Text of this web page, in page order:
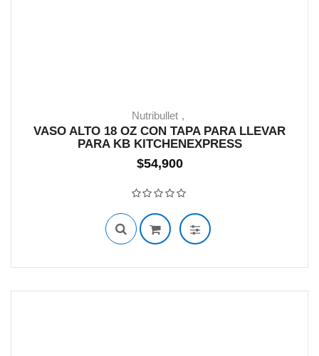
18 EN STOCK
Nutribullet
VASO ALTO 18 OZ CON TAPA PARA LLEVAR
PARA KB KITCHENEXPRESS
$54,900